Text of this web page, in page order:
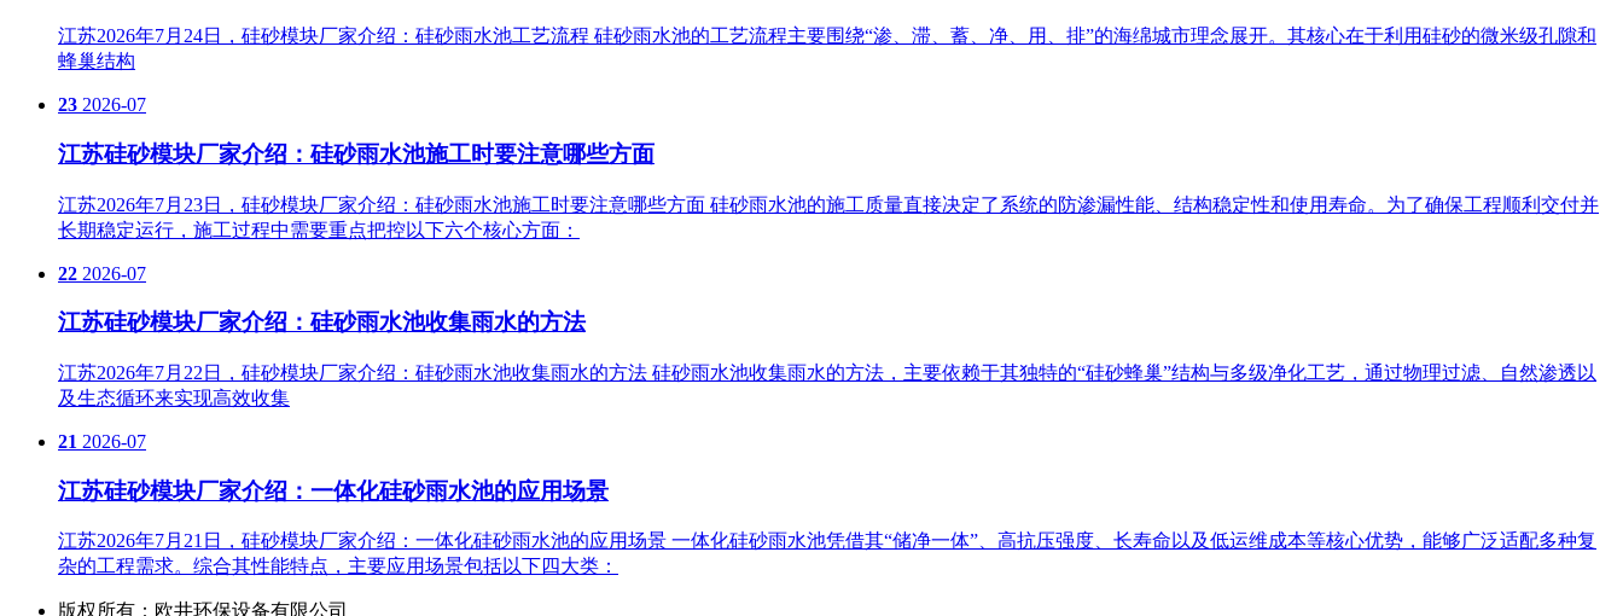
江苏2026年7月24日，硅砂模块厂家介绍：硅砂雨水池工艺流程 硅砂雨水池的工艺流程主要围绕“渗、滞、蓄、净、用、排”的海绵城市理念展开。其核心在于利用硅砂的微米级孔隙和
蜂巢结构
23 2026-07
江苏硅砂模块厂家介绍：硅砂雨水池施工时要注意哪些方面
江苏2026年7月23日，硅砂模块厂家介绍：硅砂雨水池施工时要注意哪些方面 硅砂雨水池的施工质量直接决定了系统的防渗漏性能、结构稳定性和使用寿命。为了确保工程顺利交付并
长期稳定运行，施工过程中需要重点把控以下六个核心方面：
22 2026-07
江苏硅砂模块厂家介绍：硅砂雨水池收集雨水的方法
江苏2026年7月22日，硅砂模块厂家介绍：硅砂雨水池收集雨水的方法 硅砂雨水池收集雨水的方法，主要依赖于其独特的“硅砂蜂巢”结构与多级净化工艺，通过物理过滤、自然渗透以
及生态循环来实现高效收集
21 2026-07
江苏硅砂模块厂家介绍：一体化硅砂雨水池的应用场景
江苏2026年7月21日，硅砂模块厂家介绍：一体化硅砂雨水池的应用场景 一体化硅砂雨水池凭借其“储净一体”、高抗压强度、长寿命以及低运维成本等核心优势，能够广泛适配多种复
杂的工程需求。综合其性能特点，主要应用场景包括以下四大类：
版权所有：欧井环保设备有限公司